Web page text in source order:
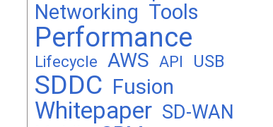
Networking Tools
Performance
Lifecycle AWS API USB
SDDC Fusion
Whitepaper SD-WAN